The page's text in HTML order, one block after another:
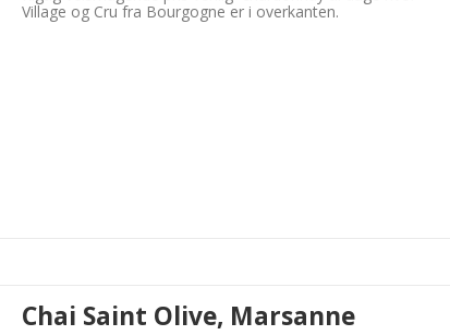
Village og Cru fra Bourgogne er i overkanten.
Chai Saint Olive, Marsanne